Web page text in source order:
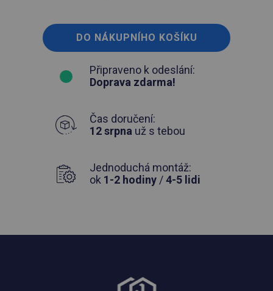
DO NÁKUPNÍHO KOŠÍKU
Připraveno k odeslání:
Doprava zdarma!
Čas doručení:
12 srpna už s tebou
Jednoduchá montáž:
ok 1-2 hodiny /4-5 lidi